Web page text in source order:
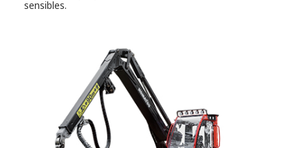
sensibles.